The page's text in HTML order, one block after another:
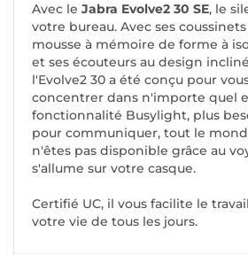
Avec le Jabra Evolve2 30 SE, le
votre bureau. Avec ses
mousse à mémoire de forme à
et ses écouteurs au design
l'Evolve2 30 a été conçu pour
concentrer dans n'importe quel
fonctionnalité Busylight, plus
pour communiquer, tout le
n'êtes pas disponible grâce au
s'allume sur votre casque.
Certifié UC, il vous facilite le
votre vie de tous les jours.